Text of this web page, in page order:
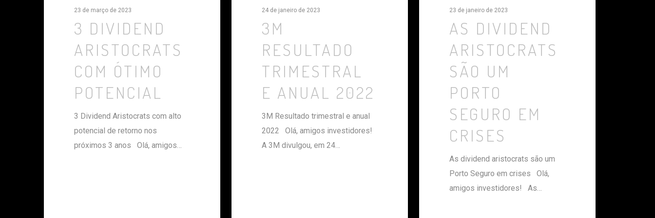
23 de março de 2023
3 DIVIDEND
ARISTOCRATS
COM ÓTIMO
POTENCIAL
3 Dividend Aristocrats com alto
potencial de retorno nos
próximos 3 anos Olá, amigos…
24 de janeiro de 2023
3M
RESULTADO
TRIMESTRAL
E ANUAL 2022
3M Resultado trimestral e anual
2022 Olá, amigos investidores!
A 3M divulgou, em 24…
23 de janeiro de 2023
AS DIVIDEND
ARISTOCRATS
SÃO UM
PORTO
SEGURO EM
CRISES
As dividend aristocrats são um
Porto Seguro em crises Olá,
amigos investidores! As…